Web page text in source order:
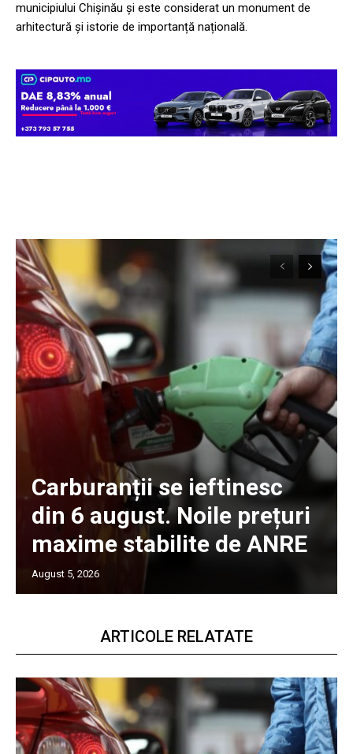
municipiului Chișinău și este considerat un monument de
arhitectură și istorie de importanță națională.
Carburanții se ieftinesc
din 6 august. Noile prețuri
maxime stabilite de ANRE
August 5, 2026
ARTICOLE RELATATE